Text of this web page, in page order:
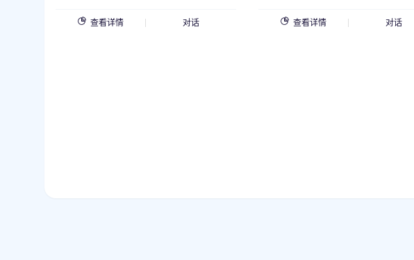
个段落，请提供一个与描述内容相匹配的图
查看详情 对话
户回答该问题后，请表示理解与支持。
查看详情 对话